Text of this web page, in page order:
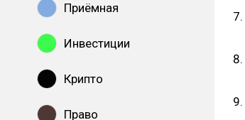
Приёмная
Инвестиции
Крипто
Право